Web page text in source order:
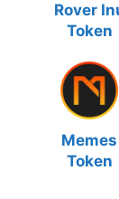
Rover
Token
Memes
Token